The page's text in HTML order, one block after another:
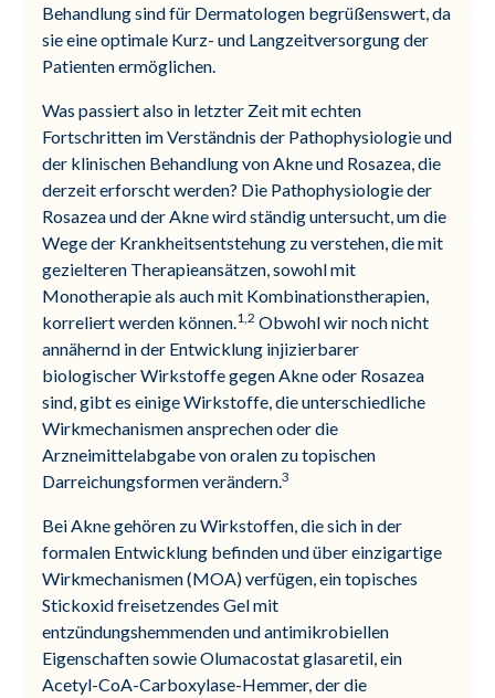
Behandlung sind für Dermatologen begrüßenswert, da
sie eine optimale Kurz- und Langzeitversorgung der
Patienten ermöglichen.
Was passiert also in letzter Zeit mit echten
Fortschritten im Verständnis der Pathophysiologie und
der klinischen Behandlung von Akne und Rosazea, die
derzeit erforscht werden? Die Pathophysiologie der
Rosazea und der Akne wird ständig untersucht, um die
Wege der Krankheitsentstehung zu verstehen, die mit
gezielteren Therapieansätzen, sowohl mit
Monotherapie als auch mit Kombinationstherapien,
korreliert werden können.1,2 Obwohl wir noch nicht
annähernd in der Entwicklung injizierbarer
biologischer Wirkstoffe gegen Akne oder Rosazea
sind, gibt es einige Wirkstoffe, die unterschiedliche
Wirkmechanismen ansprechen oder die
Arzneimittelabgabe von oralen zu topischen
Darreichungsformen verändern.3
Bei Akne gehören zu Wirkstoffen, die sich in der
formalen Entwicklung befinden und über einzigartige
Wirkmechanismen (MOA) verfügen, ein topisches
Stickoxid freisetzendes Gel mit
entzündungshemmenden und antimikrobiellen
Eigenschaften sowie Olumacostat glasaretil, ein
Acetyl-CoA-Carboxylase-Hemmer, der die